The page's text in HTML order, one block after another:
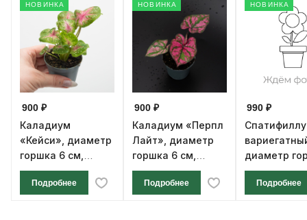
НОВИНКА
900 ₽
Каладиум
«Кейси», диаметр
горшка 6 см,
высота 12 см
Подробнее
НОВИНКА
900 ₽
Каладиум «Перпл
Лайт», диаметр
горшка 6 см,
высота 12 см
Подробнее
НОВИНКА
990 ₽
диаметр
см, высота
Подробнее